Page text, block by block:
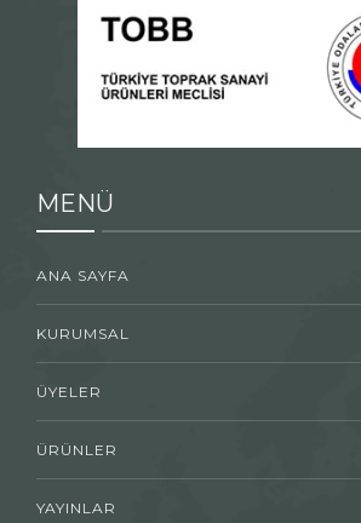
MENÜ
ANA SAYFA
KURUMSAL
ÜYELER
ÜRÜNLER
YAYINLAR